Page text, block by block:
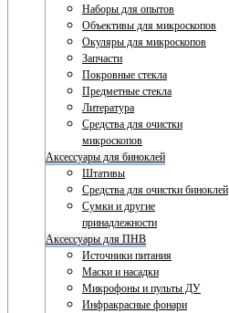
Наборы для опытов
Объективы для микроскопов
Окуляры для микроскопов
Запчасти
Покровные стекла
Предметные стекла
Литература
Средства для очистки
микроскопов
Аксессуары для биноклей
Штативы
Средства для очистки биноклей
Сумки и другие
принадлежности
Аксессуары для ПНВ
Источники питания
Маски и насадки
Микрофоны и пульты ДУ
Инфракрасные фонари